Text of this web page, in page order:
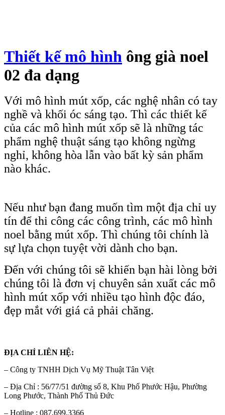
Thiết kế mô hình ông già noel
02 đa dạng
Với mô hình mút xốp, các nghệ nhân có tay
nghề và khối óc sáng tạo. Thì các thiết kế
của các mô hình mút xốp sẽ là những tác
phẩm nghệ thuật sáng tạo không ngừng
nghỉ, không hòa lẫn vào bất kỳ sản phẩm
nào khác.
Nếu như bạn đang muốn tìm một địa chỉ uy
tín để thi công các công trình, các mô hình
noel bằng mút xốp. Thì chúng tôi chính là
sự lựa chọn tuyệt vời dành cho bạn.
Đến với chúng tôi sẽ khiến bạn hài lòng bởi
chúng tôi là đơn vị chuyên sản xuất các mô
hình mút xốp với nhiều tạo hình độc đáo,
đẹp mắt với giá cả phải chăng.
ĐỊA CHỈ LIÊN HỆ:
– Công ty TNHH Dịch Vụ Mỹ Thuật Tân Việt
– Địa Chỉ : 56/77/51 đường số 8, Khu Phố Phước Hậu, Phường
Long Phước, Thành Phố Thủ Đức
– Hotline : 087.699.3366